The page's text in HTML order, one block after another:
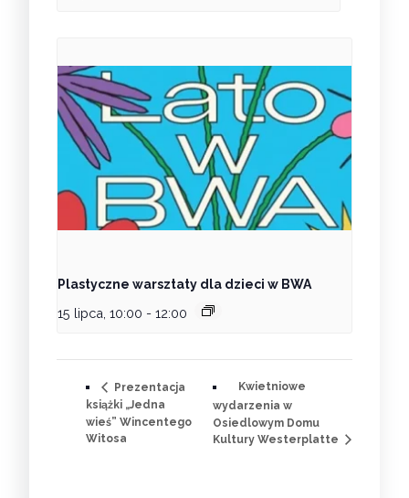
Plastyczne warsztaty dla dzieci w BWA
15 lipca, 10:00 - 12:00
Prezentacja
książki „Jedna
wieś” Wincentego
Witosa
Kwietniowe
wydarzenia w
Osiedlowym Domu
Kultury Westerplatte